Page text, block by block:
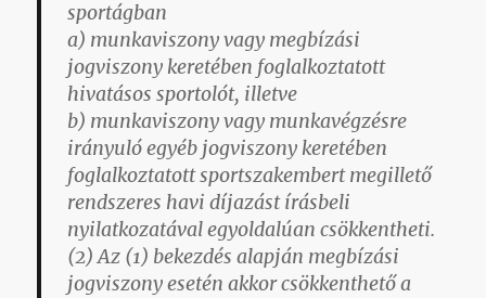
sportágban
a) munkaviszony vagy megbízási
jogviszony keretében foglalkoztatott
hivatásos sportolót, illetve
b) munkaviszony vagy munkavégzésre
irányuló egyéb jogviszony keretében
foglalkoztatott sportszakembert megillető
rendszeres havi díjazást írásbeli
nyilatkozatával egyoldalúan csökkentheti.
(2) Az (1) bekezdés alapján megbízási
jogviszony esetén akkor csökkenthető a